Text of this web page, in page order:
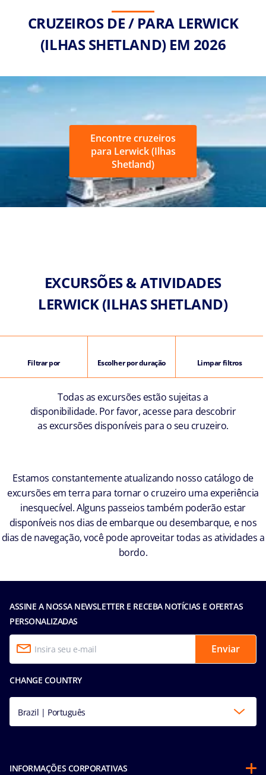
CRUZEIROS DE / PARA LERWICK
(ILHAS SHETLAND) EM 2026
Encontre cruzeiros
para Lerwick (Ilhas
Shetland)
EXCURSÕES & ATIVIDADES
LERWICK (ILHAS SHETLAND)
Filtrar por Escolher por duração Limpar filtros
Todas as excursões estão sujeitas a
disponibilidade. Por favor, acesse para descobrir
as excursões disponíveis para o seu cruzeiro.
Estamos constantemente atualizando nosso catálogo de
excursões em terra para tornar o cruzeiro uma experiência
inesquecível. Alguns passeios também poderão estar
disponíveis nos dias de embarque ou desembarque, e nos
dias de navegação, você pode aproveitar todas as atividades a
bordo.
ASSINE A NOSSA NEWSLETTER E RECEBA NOTÍCIAS E OFERTAS
PERSONALIZADAS
Enviar
CHANGE COUNTRY
Brazil | Português
INFORMAÇÕES CORPORATIVAS